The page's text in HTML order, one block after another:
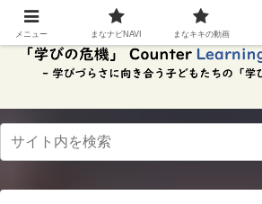
スク
リー
ンリ
ド。
この
ボタ
ンを
と、
メニュー まなナビNAVI まなキキの動画